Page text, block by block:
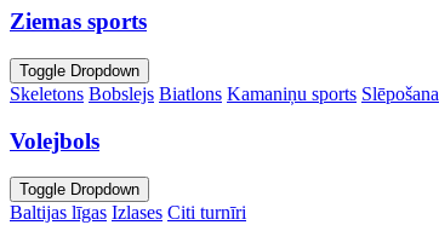
Ziemas sports
Toggle Dropdown
Skeletons Bobslejs Biatlons Kamaniņu sports Slēpošana
Volejbols
Toggle Dropdown
Baltijas līgas Izlases Citi turnīri